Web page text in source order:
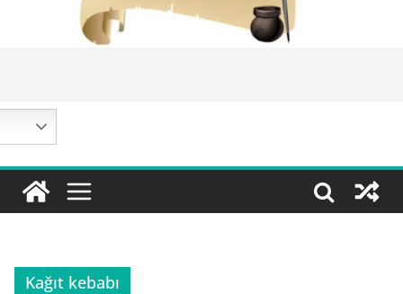
Kağıt kebabı